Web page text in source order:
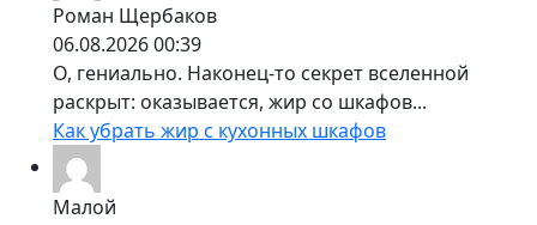
Роман Щербаков
06.08.2026 00:39
О, гениально. Наконец-то секрет вселенной
раскрыт: оказывается, жир со шкафов...
Как убрать жир с кухонных шкафов
Малой